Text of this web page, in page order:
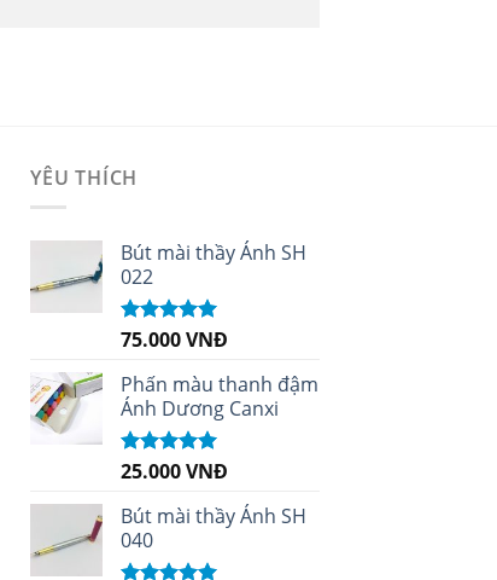
YÊU THÍCH
Bút mài thầy Ánh SH
022
Được xếp
sao
75.000VNĐ
Phấn màu thanh đậm
Ánh Dương Canxi
Được xếp
sao
25.000VNĐ
Bút mài thầy Ánh SH
040